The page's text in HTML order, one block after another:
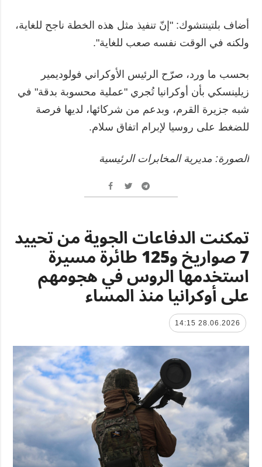
أضاف بلتينتشوك: "إنّ تنفيذ مثل هذه الخطة ناجح للغاية،
ولكنه في الوقت نفسه صعب للغاية".
بحسب ما ورد، صرّح الرئيس الأوكراني فولوديمير
زيلينسكي بأن أوكرانيا تُجري "عملية محسوبة بدقة" في
شبه جزيرة القرم، وبدعم من شركائها، لديها فرصة
للضغط على روسيا لإبرام اتفاق سلام.
الصورة: مديرية المخابرات الرئيسية
تمكنت الدفاعات الجوية من تحييد
7 صواريخ و125 طائرة مسيرة
استخدمها الروس في هجومهم
على أوكرانيا منذ المساء
28.06.2026 14:15